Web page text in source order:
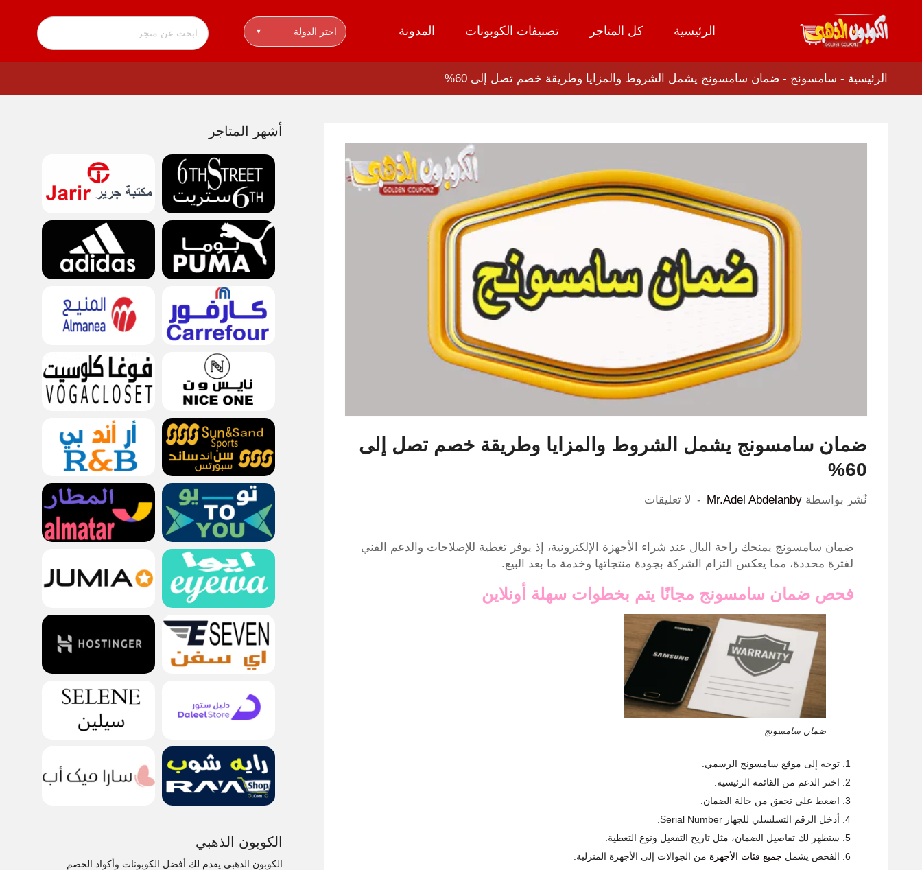
تخطي
المحتوى
الرئيسية كل المتاجر تصنيفات الكوبونات المدونة اختر الدولة ▾
الرئيسية - سامسونج - ضمان سامسونج يشمل الشروط والمزايا وطريقة خصم تصل إلى 60%
ضمان سامسونج يشمل الشروط والمزايا وطريقة خصم تصل إلى
60%
نٌشر بواسطة Mr.Adel Abdelanby لا تعليقات
ضمان سامسونج يمنحك راحة البال عند شراء الأجهزة الإلكترونية، إذ يوفر تغطية للإصلاحات والدعم الفني
لفترة محددة، مما يعكس التزام الشركة بجودة منتجاتها وخدمة ما بعد البيع.
فحص ضمان سامسونج مجانًا يتم بخطوات سهلة أونلاين
ضمان سامسونج
توجه إلى موقع سامسونج الرسمي.
اختر الدعم من القائمة الرئيسية.
اضغط على تحقق من حالة الضمان.
أدخل الرقم التسلسلي للجهاز Serial Number.
ستظهر لك تفاصيل الضمان، مثل تاريخ التفعيل ونوع التغطية.
الفحص يشمل جميع فئات الأجهزة من الجوالات إلى الأجهزة المنزلية.
أشهر المتاجر
الكوبون الذهبي
الكوبون الذهبي يقدم لك أفضل الكوبونات وأكواد الخصم